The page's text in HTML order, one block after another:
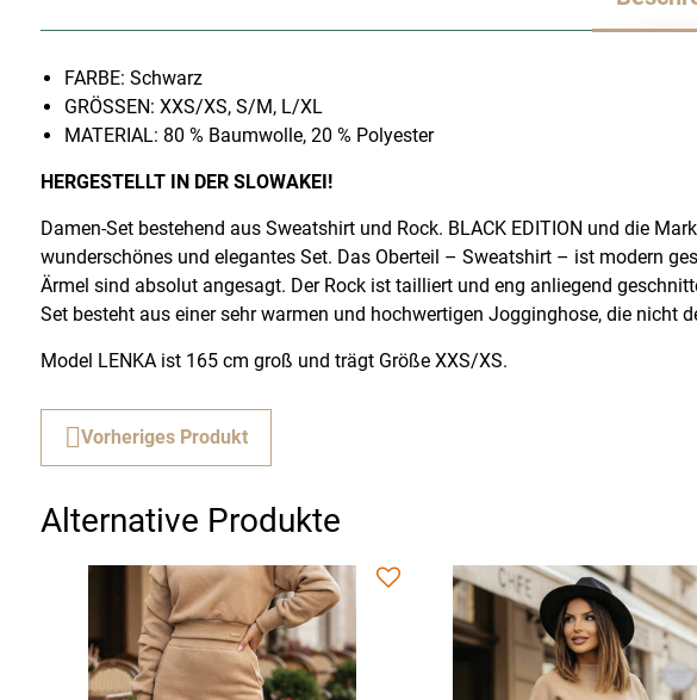
FARBE: Schwarz
GRÖSSEN: XXS/XS, S/M, L/XL
MATERIAL: 80 % Baumwolle, 20 % Polyester
HERGESTELLT IN DER SLOWAKEI!
Damen-Set bestehend aus Sweatshirt und Rock. BLACK EDITION und die
wunderschönes und elegantes Set. Das Oberteil – Sweatshirt – ist modern
Ärmel sind absolut angesagt. Der Rock ist tailliert und eng anliegend
Set besteht aus einer sehr warmen und hochwertigen Jogginghose, die nicht
Model LENKA ist 165 cm groß und trägt Größe XXS/XS.
Vorheriges Produkt
Alternative Produkte